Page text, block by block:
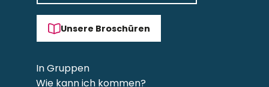
Unsere Broschüren
In Gruppen
Wie kann ich kommen?